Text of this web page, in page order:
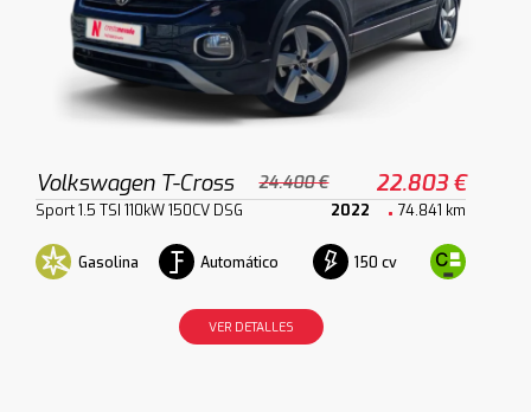
Volkswagen T-Cross 24.400 € 22.803 €
Sport 1.5 TSI 110kW 150CV DSG 2022 74.841 km
Gasolina Automático 150 cv
VER DETALLES